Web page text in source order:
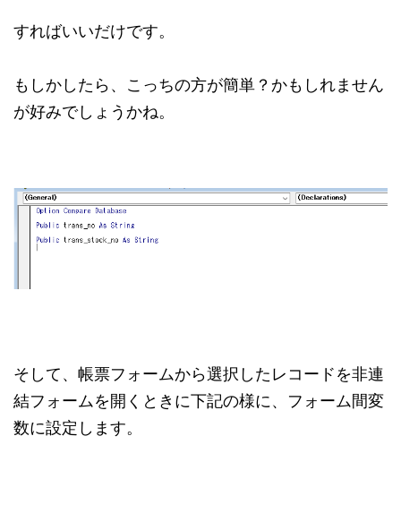
すればいいだけです。
もしかしたら、こっちの方が簡単？かもしれません
が好みでしょうかね。
そして、帳票フォームから選択したレコードを非連
結フォームを開くときに下記の様に、フォーム間変
数に設定します。